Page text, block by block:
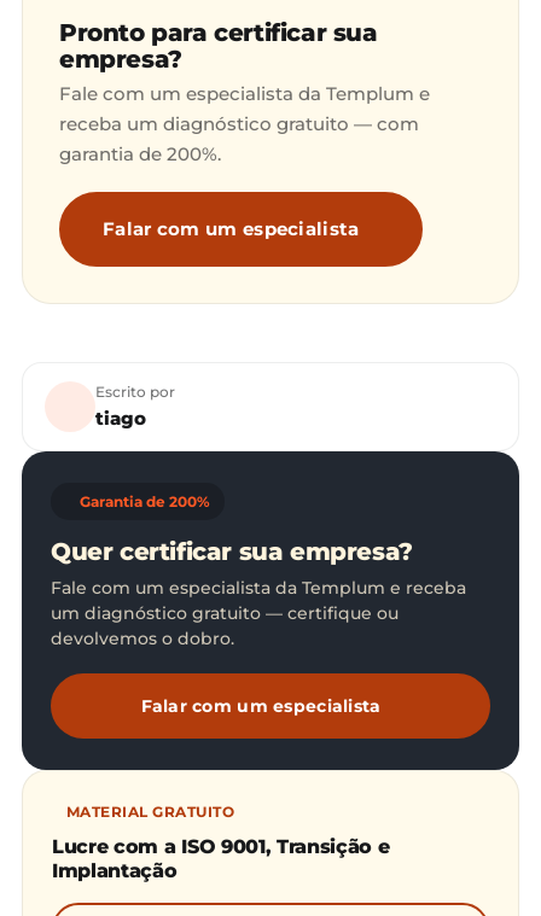
Pronto para certificar sua
empresa?
Fale com um especialista da Templum e
receba um diagnóstico gratuito — com
garantia de 200%.
Falar com um especialista
Escrito por
tiago
Garantia de 200%
Quer certificar sua empresa?
Fale com um especialista da Templum e receba
um diagnóstico gratuito — certifique ou
devolvemos o dobro.
Falar com um especialista
MATERIAL GRATUITO
Lucre com a ISO 9001, Transição e
Implantação